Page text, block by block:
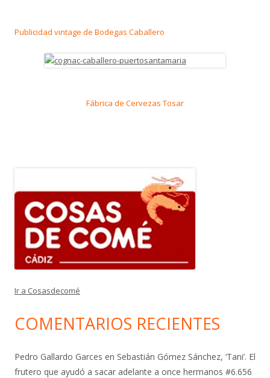
Publicidad vintage de Bodegas Caballero
Fábrica de Cervezas Tosar
Ir a Cosasdecomé
COMENTARIOS RECIENTES
Pedro Gallardo Garces en Sebastián Gómez Sánchez, ‘Tani’. El
frutero que ayudó a sacar adelante a once hermanos #6.656